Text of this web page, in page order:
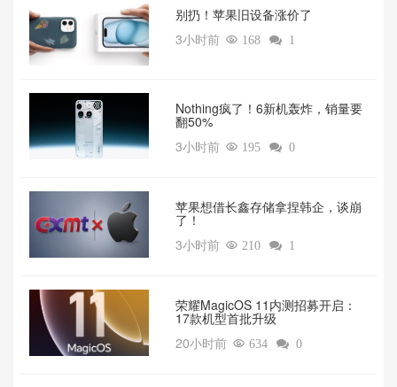
别扔！苹果旧设备涨价了‌
3小时前  168  1
‌Nothing疯了！6新机轰炸，销量要
翻50%‌
3小时前  195  0
苹果想借长鑫存储拿捏韩企，谈崩
了！
3小时前  210  1
荣耀MagicOS 11内测招募开启：
17款机型首批升级
20小时前  634  0